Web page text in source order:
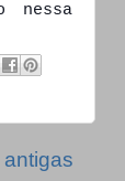
nessa